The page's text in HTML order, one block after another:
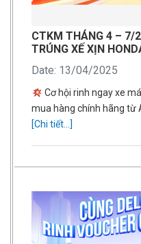
CTKM THÁNG 4 – 7/
TRÚNG XẾ XỊN
Date: 13/04/2025
Cơ hội rinh ngay xe
mua hàng chính hãng từ
[Chi tiết...]